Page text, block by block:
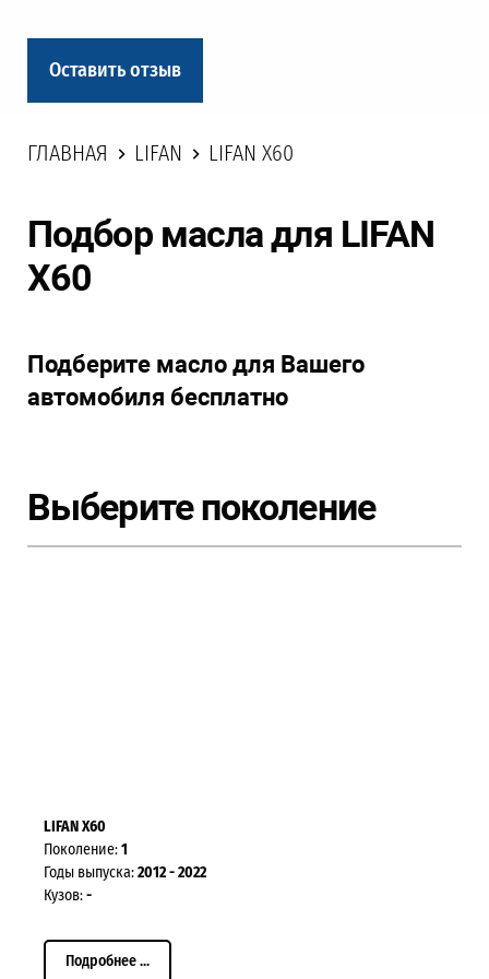
Оставить отзыв
ГЛАВНАЯ LIFAN LIFAN X60
Подбор масла для LIFAN
X60
Подберите масло для Вашего
автомобиля бесплатно
Выберите поколение
LIFAN X60
Поколение:1
Годы выпуска:2012 - 2022
Кузов:-
Подробнее ...